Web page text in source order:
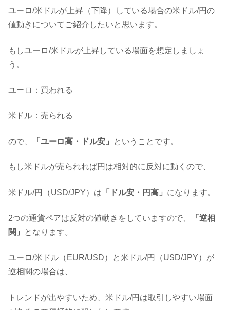
ユーロ/米ドルが上昇（下降）している場合の米ドル/円の
値動きについてご紹介したいと思います。
もしユーロ/米ドルが上昇している場面を想定しましょ
う。
ユーロ：買われる
米ドル：売られる
ので、 「ユーロ高・ドル安」 ということです。
もし米ドルが売られれば円は相対的に反対に動くので、
米ドル/円（USD/JPY）は 「ドル安・円高」 になります。
2つの通貨ペアは反対の値動きをしていますので、
「逆相
関」
となります。
ユーロ/米ドル（EUR/USD）と米ドル/円（USD/JPY）が
逆相関の場合は、
トレンドが出やすいため、米ドル/円は取引しやすい場面